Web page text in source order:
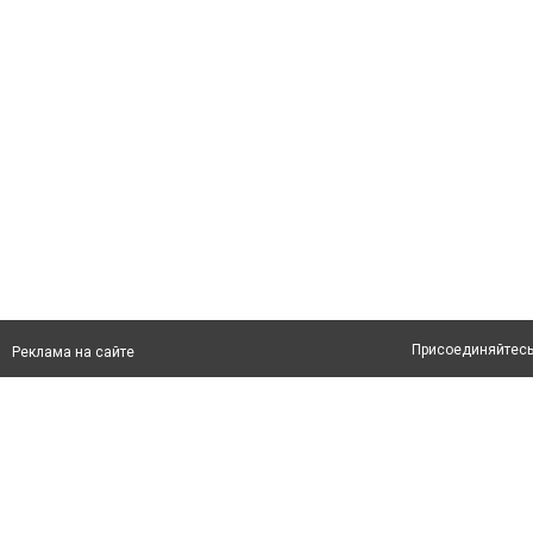
Реклама на сайте